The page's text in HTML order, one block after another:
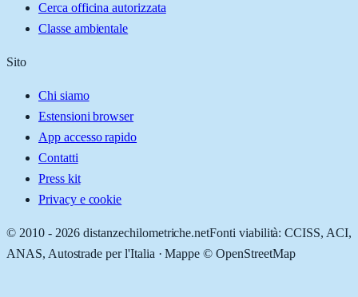
Cerca officina autorizzata
Classe ambientale
Sito
Chi siamo
Estensioni browser
App accesso rapido
Contatti
Press kit
Privacy e cookie
© 2010 - 2026 distanzechilometriche.netFonti viabilità: CCISS, ACI,
ANAS, Autostrade per l'Italia · Mappe © OpenStreetMap